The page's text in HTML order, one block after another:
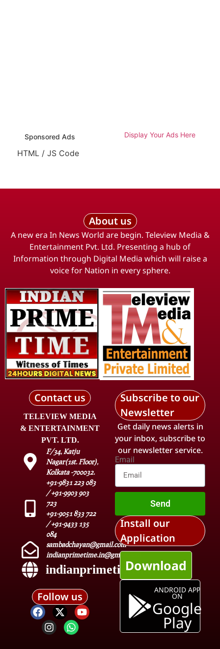
Sponsored Ads Display Your Ads Here
HTML / JS Code
About us
A new era In News World are begin. Teleview Media &
Entertainment Pvt. Ltd. Presenting a hub of
Information through Digital Media which will raise a
voice for Nation in every sphere.
Contact us
TELEVIEW MEDIA
& ENTERTAINMENT
PVT. LTD.
F/34, Katju
Nagar(1st. Floor),
Kolkata -700032.
+91-9831 223 083
/ +91-9903 903
723
+91-9051 833 722
/ +91-9433 135
084
sambadchayan@gmail.com
indianprimetime.in@gmail.com
indianprimetime.in
Follow us
Subscribe to our
Newsletter
Get daily news alerts in
your inbox, subscribe to
our newsletter service.
Email
Send
Install our
Application
Download
ANDROID APP
ON
Google
Play